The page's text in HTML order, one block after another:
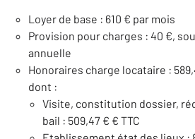
Loyer de base : 610 € par mois
Provision pour charges : 40 €,
annuelle
Honoraires charge locataire :
dont :
Visite, constitution dossier,
bail : 509,47 € € TTC